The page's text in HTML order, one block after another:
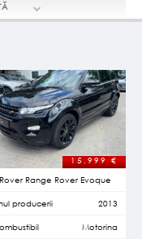
15.999 €
Range Rover Evoque
producerii 2013
Motorina